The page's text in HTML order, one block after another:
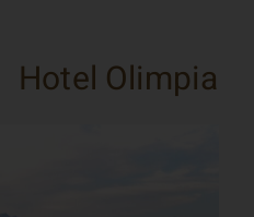
Hotel Olimpia